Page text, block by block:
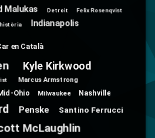
Malukas Detroit Felix Rosenqvist
història Indianapolis
en Català
Kyle Kirkwood
Marcus Armstrong
Ohio Milwaukee Nashville
Penske Santino Ferrucci
McLaughlin